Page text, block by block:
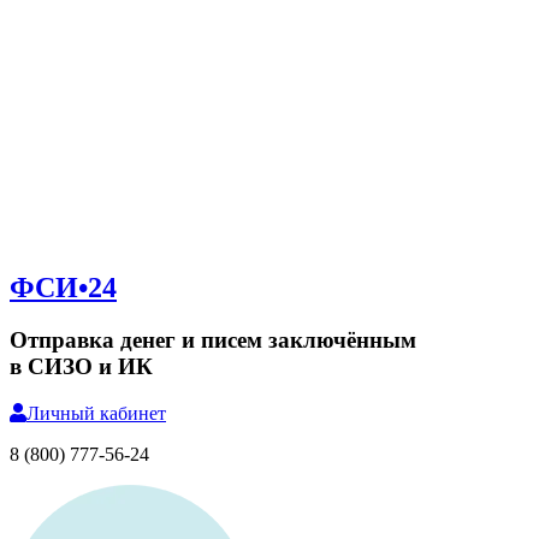
ФСИ•24
Отправка денег и писем заключённым
в СИЗО и ИК
Личный кабинет
8 (800) 777-56-24